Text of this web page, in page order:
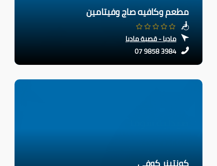
مطعم وكافيه صاج وفيتامين
مادبا - قصبة مادبا
07 9858 3984